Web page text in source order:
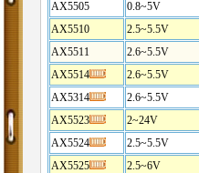
AX5505
0.8~5V
AX5510
2.5~5.5V
AX5511
2.6~5.5V
AX5514
2.6~5.5V
AX5314
2.6~5.5V
AX5523
2~24V
AX5524
2.5~5.5V
AX5525
2.5~6V